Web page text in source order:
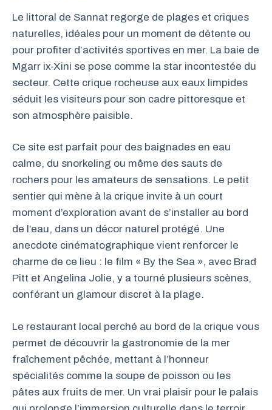
Le littoral de Sannat regorge de plages et criques
naturelles, idéales pour un moment de détente ou
pour profiter d’activités sportives en mer. La baie de
Mgarr ix-Xini se pose comme la star incontestée du
secteur. Cette crique rocheuse aux eaux limpides
séduit les visiteurs pour son cadre pittoresque et
son atmosphère paisible.
Ce site est parfait pour des baignades en eau
calme, du snorkeling ou même des sauts de
rochers pour les amateurs de sensations. Le petit
sentier qui mène à la crique invite à un court
moment d’exploration avant de s’installer au bord
de l’eau, dans un décor naturel protégé. Une
anecdote cinématographique vient renforcer le
charme de ce lieu : le film « By the Sea », avec Brad
Pitt et Angelina Jolie, y a tourné plusieurs scènes,
conférant un glamour discret à la plage.
Le restaurant local perché au bord de la crique vous
permet de découvrir la gastronomie de la mer
fraîchement pêchée, mettant à l’honneur
spécialités comme la soupe de poisson ou les
pâtes aux fruits de mer. Un vrai plaisir pour le palais